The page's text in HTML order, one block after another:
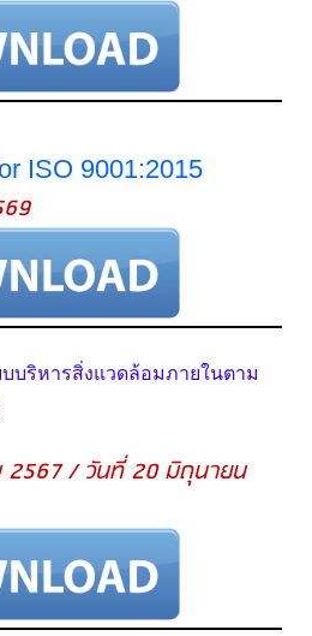
ISO 9001:2015
บริหารสิ่งแวดล้อมภายในตาม
/ วันที่ 20 มิถุนายน